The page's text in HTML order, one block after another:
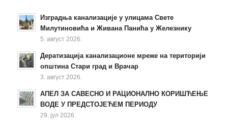
Изградња канализације у улицама Свете
Милутиновића и Живана Панића у Железнику
5. август 2026.
Дератизација канализационе мреже на територији
општина Стари град и Врачар
3. август 2026.
АПЕЛ ЗА САВЕСНО И РАЦИОНАЛНО КОРИШЋЕЊЕ
ВОДЕ У ПРЕДСТОЈЕЋЕМ ПЕРИОДУ
29. јул 2026.